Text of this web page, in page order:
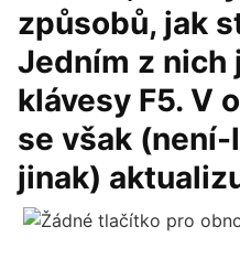
způsobů, jak
Jedním z nich
klávesy F5. V
se však
jinak)